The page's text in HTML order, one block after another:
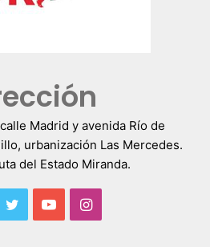
Madrid y avenida Río de
urbanización Las Mercedes.
del Estado Miranda.
TwitterYouTubeInstagram